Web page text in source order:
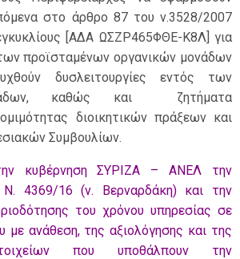
στο άρθρο 87 του ν.3528/2007
[ΑΔΑ ΩΣΖΡ465ΦΘΕ-Κ8Λ] για
προϊσταμένων οργανικών μονάδων
δυσλειτουργίες εντός των
καθώς και ζητήματα
διοικητικών πράξεων και
Συμβουλίων.
κυβέρνηση ΣΥΡΙΖΑ – ΑΝΕΛ την
Ν. 4369/16 (ν. Βερναρδάκη) και την
του χρόνου υπηρεσίας σε
με ανάθεση, της αξιολόγησης και της
που υποθάλπουν την